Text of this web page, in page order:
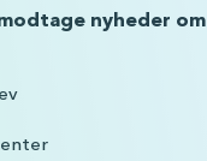
nyheder om